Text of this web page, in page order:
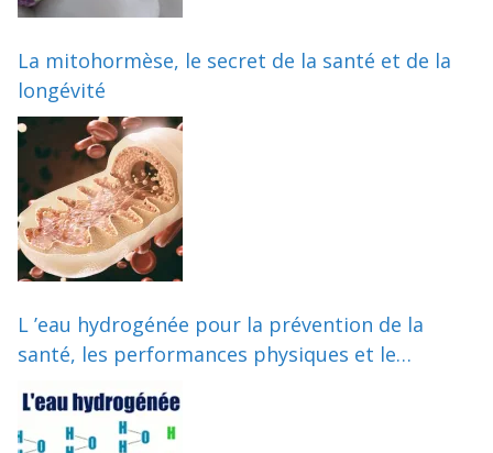
La mitohormèse, le secret de la santé et de la
longévité
L ’eau hydrogénée pour la prévention de la
santé, les performances physiques et le